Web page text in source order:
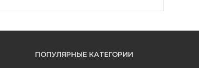
ПОПУЛЯРНЫЕ КАТЕГОРИИ